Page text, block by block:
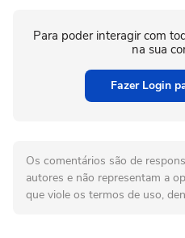
Para poder interagir com
na sua
Fazer Login
Os comentários são de
autores e não representam a
que viole os termos de uso,